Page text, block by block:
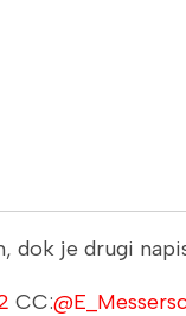
dok je drugi
CC: